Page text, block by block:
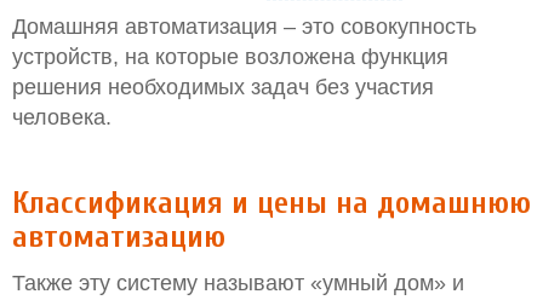
Домашняя автоматизация – это совокупность
устройств, на которые возложена функция
решения необходимых задач без участия
человека.
Классификация и цены на домашнюю
автоматизацию
Также эту систему называют «умный дом» и